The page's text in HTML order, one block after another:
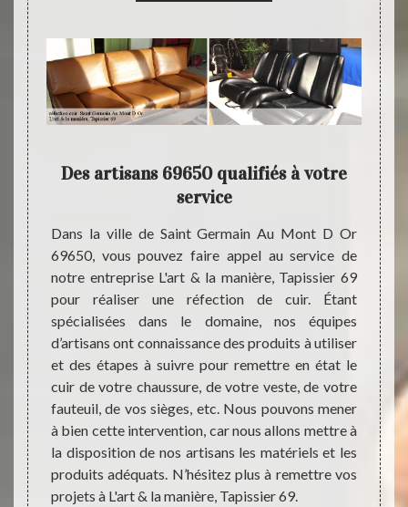
pour
faire
D
pour
va
à
et
L'art
cuir.
Des artisans 69650 qualifiés à votre
service
Dans la ville de Saint Germain Au Mont D Or
69650, vous pouvez faire appel au service de
notre entreprise L'art & la manière, Tapissier 69
pour réaliser une réfection de cuir. Étant
spécialisées dans le domaine, nos équipes
d’artisans ont connaissance des produits à utiliser
et des étapes à suivre pour remettre en état le
cuir de votre chaussure, de votre veste, de votre
fauteuil, de vos sièges, etc. Nous pouvons mener
à bien cette intervention, car nous allons mettre à
la disposition de nos artisans les matériels et les
produits adéquats. N’hésitez plus à remettre vos
projets à L'art & la manière, Tapissier 69.
de
vous